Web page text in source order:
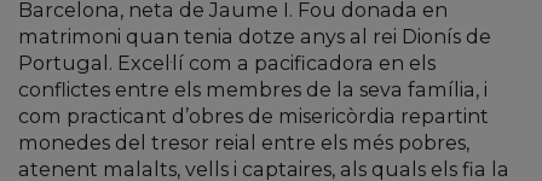
Barcelona, neta de Jaume I. Fou donada en
matrimoni quan tenia dotze anys al rei Dionís de
Portugal. Excel·lí com a pacificadora en els
conflictes entre els membres de la seva família, i
com practicant d’obres de misericòrdia repartint
monedes del tresor reial entre els més pobres,
atenent malalts, vells i captaires, als quals els fia la